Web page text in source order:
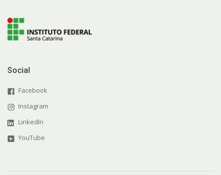
Social
Facebook
Instagram
LinkedIn
YouTube